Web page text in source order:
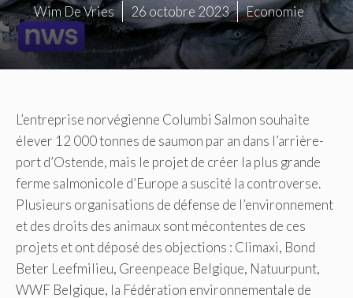
Wim De Vries 26 octobre 2023 Economie
L’entreprise norvégienne Columbi Salmon souhaite
élever 12 000 tonnes de saumon par an dans l’arrière-
port d’Ostende, mais le projet de créer la plus grande
ferme salmonicole d’Europe a suscité la controverse.
Plusieurs organisations de défense de l’environnement
et des droits des animaux sont mécontentes de ces
projets et ont déposé des objections : Climaxi, Bond
Beter Leefmilieu, Greenpeace Belgique, Natuurpunt,
WWF Belgique, la Fédération environnementale de